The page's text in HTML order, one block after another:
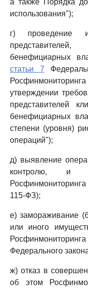
а также Порядка
использования");
г) проведение
бенефициарных
статьи 7
утверждении
представителей
бенефициарных
степени (уровня)
операций");
д) выявление
контролю, и
Росфинмониторинга
115-ФЗ);
е) замораживание
или иного
Федерального
ж) отказ в
об этом